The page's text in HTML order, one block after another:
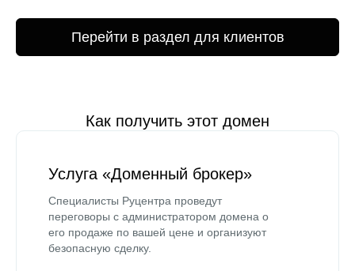
Перейти в раздел для клиентов
Как получить этот домен
Услуга «Доменный брокер»
Специалисты Руцентра проведут
переговоры с администратором домена о
его продаже по вашей цене и организуют
безопасную сделку.